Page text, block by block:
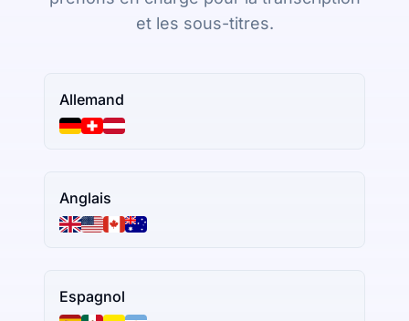
et les sous-titres.
Allemand
Anglais
Espagnol